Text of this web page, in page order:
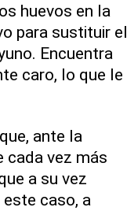
huevos en la
para sustituir el
Encuentra
caro, lo que le
ante la
cada vez más
a su vez
caso, a